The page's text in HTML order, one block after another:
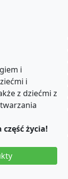
i
i
z dziećmi z
część życia!